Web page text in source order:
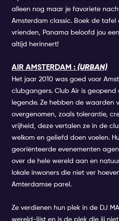
alleen nog maar je favoriete
Amsterdam classic. Boek de tafel
vrienden, Panama beloofd jou
altijd herinnert!
AIR AMSTERDAM : (URBAN)
Het jaar 2010 was goed voor
clubgangers. Club Air is geopend
legende. Ze hebben de waarden
overgenomen, zoals tolerantie,
vrijheid, deze vertalen ze in de
welkom en geliefd doen voelen.
georiënteerde evenementen
over de hele wereld aan en
lokale inwoners die niet ver
Amterdamse parel.
Ze verdienen hun plek in de DJ
wereld-lijst en is de plek die jij